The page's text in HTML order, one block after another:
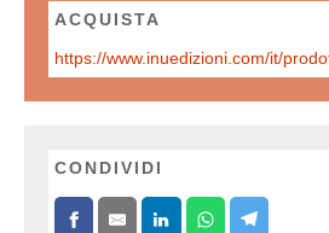
ACQUISTA
CONDIVIDI